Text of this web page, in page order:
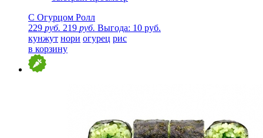
С Огурцом Ролл
229 руб. 219 руб. Выгода: 10 руб.
кунжут нори огурец рис
в корзину